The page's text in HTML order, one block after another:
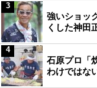
強いショッ
くした神田
3
石原プロ「
わけではな
4